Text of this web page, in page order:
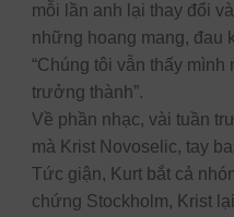
mỗi lần anh lại thay đổi
những hoang mang, đau
“Chúng tôi vẫn thấy
trưởng thành”.
Về phần nhạc, vài tuần
mà Krist Novoselic, tay
Tức giận, Kurt bắt cả
chứng Stockholm, Krist